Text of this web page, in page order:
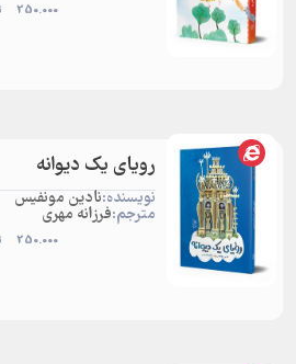
250.000
رویای یک دیوانه
نویسنده:نادین مونفیس
مترجم:فرزانه مهری
250.000